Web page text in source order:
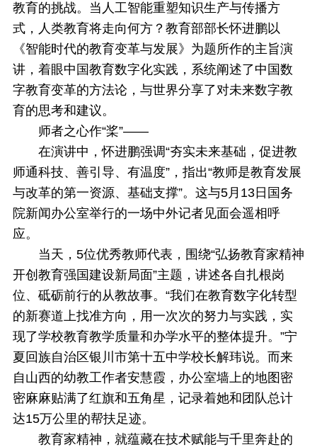
教育的挑战。当人工智能重塑知识生产与传播方
式，人类教育将走向何方？教育部部长怀进鹏以
《智能时代的教育变革与发展》为题所作的主旨演
讲，着眼中国教育数字化实践，系统阐述了中国数
字教育变革的方法论，与世界分享了对未来数字教
育的思考和建议。
师者之心作“桨”——
在演讲中，怀进鹏强调“夯实未来基础，促进教
师通科技、善引导、有温度”，指出“教师是教育发展
与改革的第一资源、基础支撑”。这与5月13日国务
院新闻办公室举行的一场中外记者见面会遥相呼
应。
当天，5位优秀教师代表，围绕“弘扬教育家精神
开创教育强国建设新局面”主题，讲述各自扎根岗
位、砥砺前行的从教故事。“我们在教育数字化转型
的新赛道上找准方向，用一次次的努力与实践，实
现了学校教育教学质量和办学水平的整体提升。”宁
夏回族自治区银川市第十五中学校长解玮说。而来
自山西的幼教工作者安慧霞，办公室墙上的地图密
密麻麻贴满了红旗和五角星，记录着她和团队总计
达15万公里的帮扶足迹。
教育家精神，就蕴藏在技术赋能与千里奔赴的